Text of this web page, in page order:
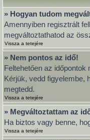
» Hogyan tudom
Amennyiben regisztrált
megváltoztathatod az
Vissza a tetejére
» Nem pontos az idő!
Feltehetően az
Kérjük, vedd figyelembe,
megtedd.
Vissza a tetejére
» Megváltoztattam az
Ha biztos vagy benne,
Vissza a tetejére